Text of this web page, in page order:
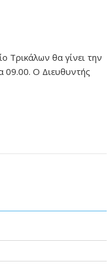
Τρικάλων θα γίνει την
09.00. Ο Διευθυντής
Καρκανιάς